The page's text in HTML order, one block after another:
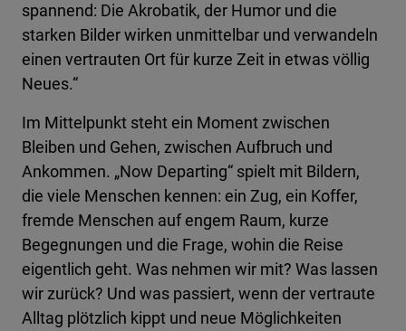
spannend: Die Akrobatik, der Humor und die
starken Bilder wirken unmittelbar und verwandeln
einen vertrauten Ort für kurze Zeit in etwas völlig
Neues.“
Im Mittelpunkt steht ein Moment zwischen
Bleiben und Gehen, zwischen Aufbruch und
Ankommen. „Now Departing“ spielt mit Bildern,
die viele Menschen kennen: ein Zug, ein Koffer,
fremde Menschen auf engem Raum, kurze
Begegnungen und die Frage, wohin die Reise
eigentlich geht. Was nehmen wir mit? Was lassen
wir zurück? Und was passiert, wenn der vertraute
Alltag plötzlich kippt und neue Möglichkeiten